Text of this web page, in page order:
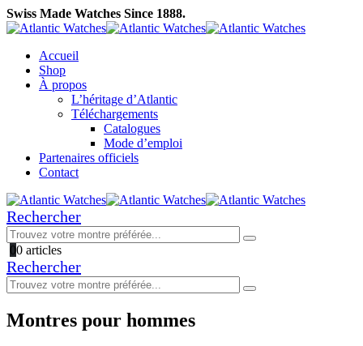
Swiss Made Watches Since 1888.
Accueil
Shop
À propos
L’héritage d’Atlantic
Téléchargements
Catalogues
Mode d’emploi
Partenaires officiels
Contact
Rechercher
00 articles
Rechercher
Montres pour hommes